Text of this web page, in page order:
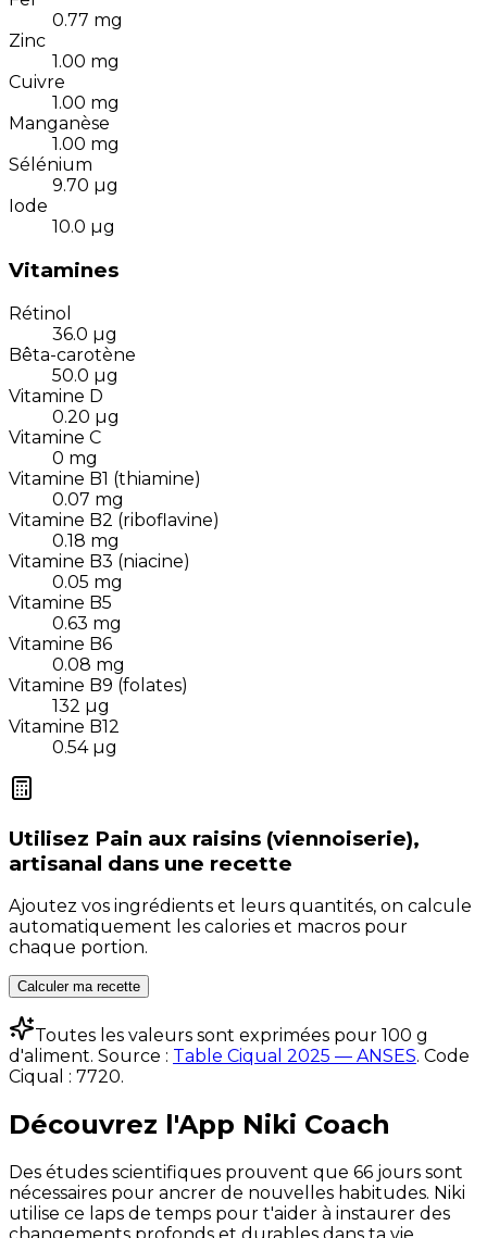
0.77 mg
Zinc
1.00 mg
Cuivre
1.00 mg
Manganèse
1.00 mg
Sélénium
9.70 µg
Iode
10.0 µg
Vitamines
Rétinol
36.0 µg
Bêta-carotène
50.0 µg
Vitamine D
0.20 µg
Vitamine C
0 mg
Vitamine B1 (thiamine)
0.07 mg
Vitamine B2 (riboflavine)
0.18 mg
Vitamine B3 (niacine)
0.05 mg
Vitamine B5
0.63 mg
Vitamine B6
0.08 mg
Vitamine B9 (folates)
132 µg
Vitamine B12
0.54 µg
Utilisez Pain aux raisins (viennoiserie),
artisanal dans une recette
Ajoutez vos ingrédients et leurs quantités, on calcule
automatiquement les calories et macros pour
chaque portion.
Calculer ma recette
Toutes les valeurs sont exprimées pour 100 g
d'aliment. Source : Table Ciqual 2025 — ANSES. Code
Ciqual : 7720.
Découvrez l'App Niki Coach
Des études scientifiques prouvent que 66 jours sont
nécessaires pour ancrer de nouvelles habitudes. Niki
utilise ce laps de temps pour t'aider à instaurer des